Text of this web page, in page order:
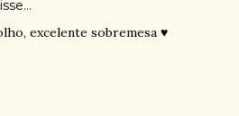
excelente sobremesa ♥